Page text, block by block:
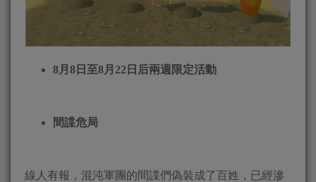
8月8日至8月22日后兩週限定活動
間諜危局
線人有報，混沌軍團的間諜們偽裝成了百姓，已經滲